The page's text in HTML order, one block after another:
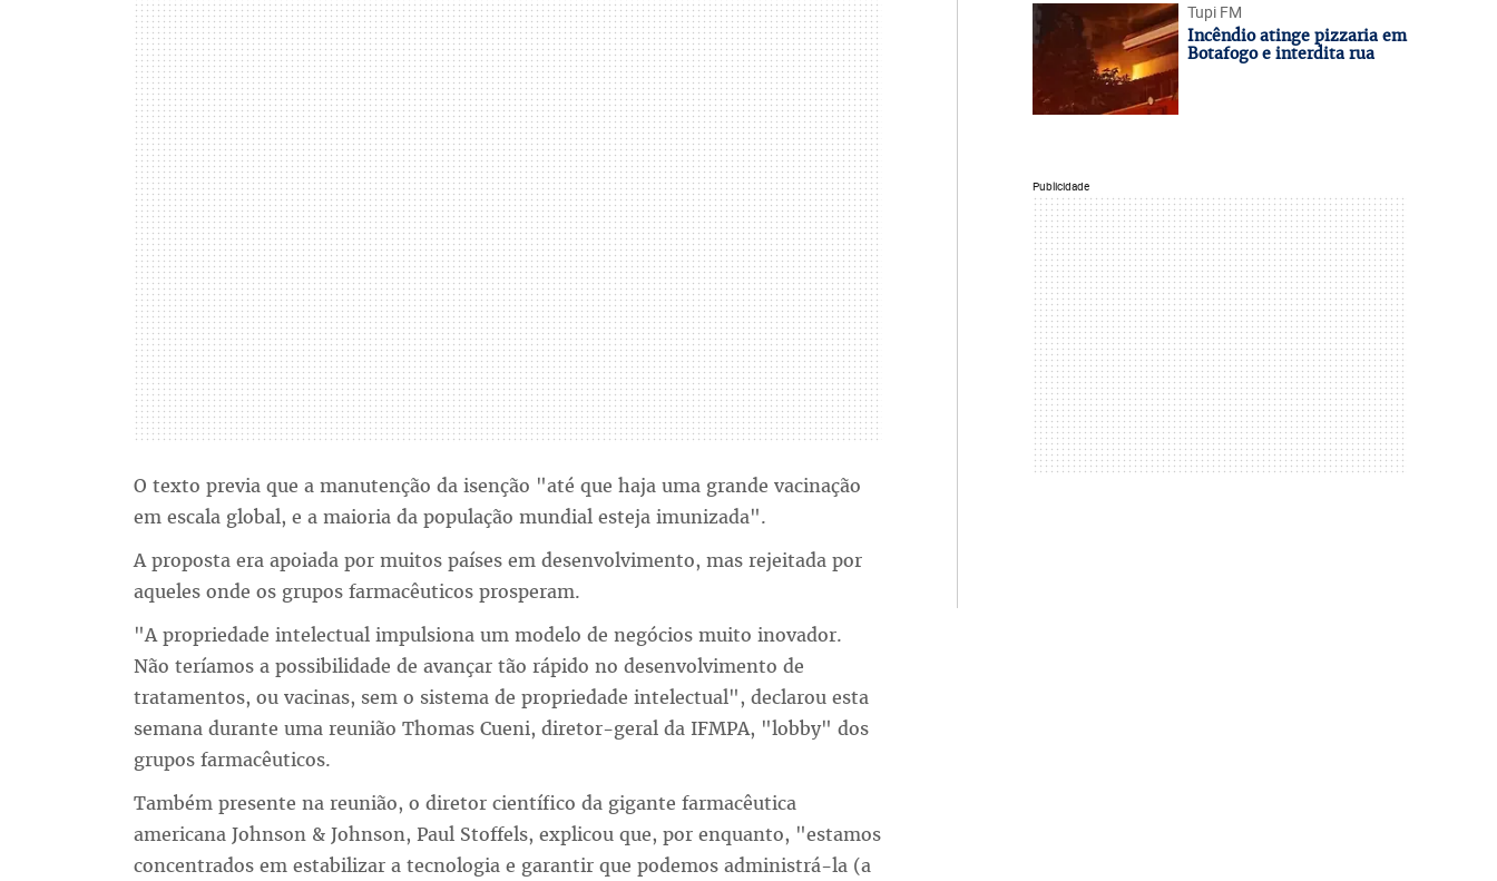
O texto previa que a manutenção da isenção "até que haja uma grande vacinação
em escala global, e a maioria da população mundial esteja imunizada".
A proposta era apoiada por muitos países em desenvolvimento, mas rejeitada por
aqueles onde os grupos farmacêuticos prosperam.
"A propriedade intelectual impulsiona um modelo de negócios muito inovador.
Não teríamos a possibilidade de avançar tão rápido no desenvolvimento de
tratamentos, ou vacinas, sem o sistema de propriedade intelectual", declarou esta
semana durante uma reunião Thomas Cueni, diretor-geral da IFMPA, "lobby" dos
grupos farmacêuticos.
Também presente na reunião, o diretor científico da gigante farmacêutica
americana Johnson & Johnson, Paul Stoffels, explicou que, por enquanto, "estamos
concentrados em estabilizar a tecnologia e garantir que podemos administrá-la (a
Tupi FM
Incêndio atinge pizzaria em
Botafogo e interdita rua
Publicidade